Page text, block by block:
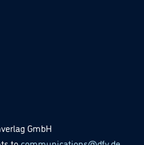
GmbH